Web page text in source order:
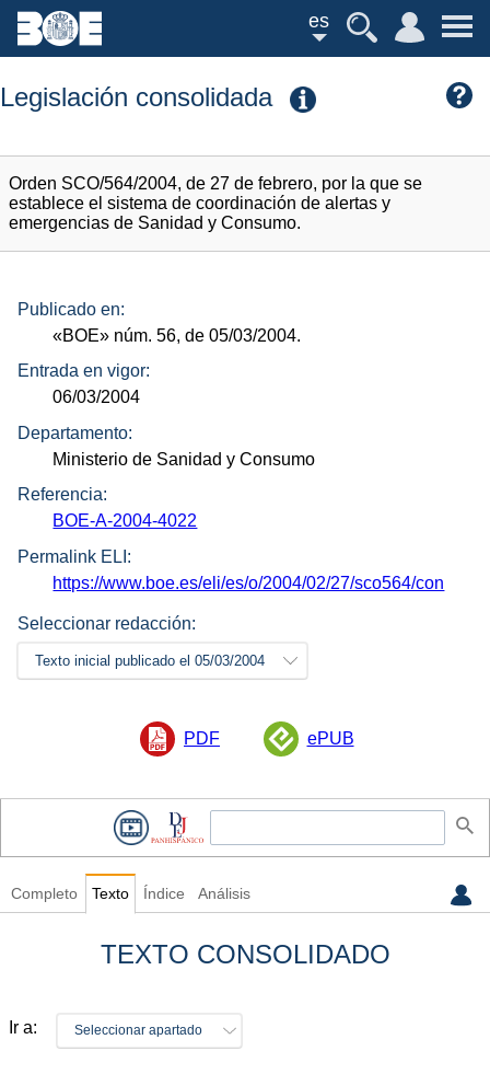
es
Legislación consolidada
Orden SCO/564/2004, de 27 de febrero, por la que se
establece el sistema de coordinación de alertas y
emergencias de Sanidad y Consumo.
Publicado en:
«BOE» núm. 56, de 05/03/2004.
Entrada en vigor:
06/03/2004
Departamento:
Ministerio de Sanidad y Consumo
Referencia:
BOE-A-2004-4022
Permalink ELI:
https://www.boe.es/eli/es/o/2004/02/27/sco564/con
Seleccionar redacción:
Texto inicial publicado el 05/03/2004
PDF ePUB
Completo Texto Índice Análisis
TEXTO CONSOLIDADO
Ir a: Seleccionar apartado